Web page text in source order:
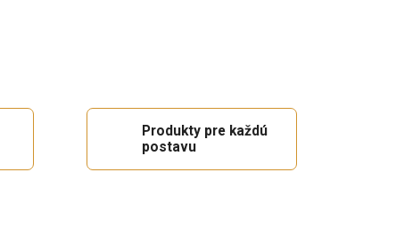
Produkty pre každú
postavu